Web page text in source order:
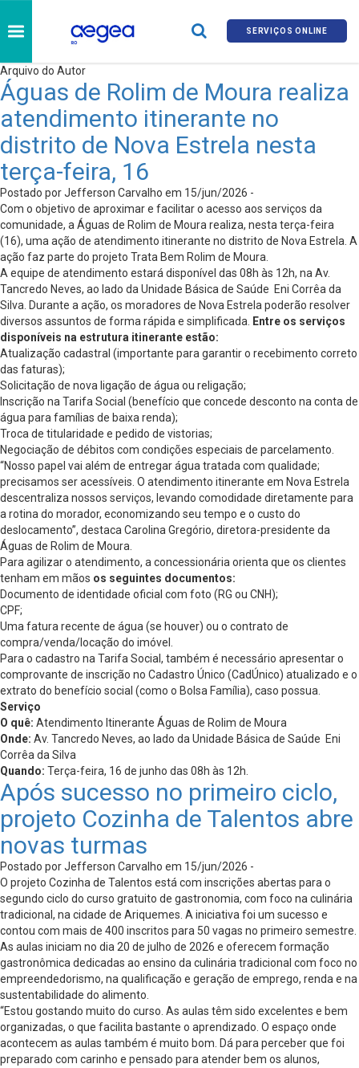
SERVIÇOS ONLINE
Arquivo do Autor
Águas de Rolim de Moura realiza
atendimento itinerante no
distrito de Nova Estrela nesta
terça-feira, 16
Postado por Jefferson Carvalho em 15/jun/2026 -
Com o objetivo de aproximar e facilitar o acesso aos serviços da
comunidade, a Águas de Rolim de Moura realiza, nesta terça-feira
(16), uma ação de atendimento itinerante no distrito de Nova Estrela. A
ação faz parte do projeto Trata Bem Rolim de Moura.
A equipe de atendimento estará disponível das 08h às 12h, na Av.
Tancredo Neves, ao lado da Unidade Básica de Saúde Eni Corrêa da
Silva. Durante a ação, os moradores de Nova Estrela poderão resolver
diversos assuntos de forma rápida e simplificada.
Entre os serviços
disponíveis na estrutura itinerante estão:
Atualização cadastral (importante para garantir o recebimento correto
das faturas);
Solicitação de nova ligação de água ou religação;
Inscrição na Tarifa Social (benefício que concede desconto na conta de
água para famílias de baixa renda);
Troca de titularidade e pedido de vistorias;
Negociação de débitos com condições especiais de parcelamento.
“Nosso papel vai além de entregar água tratada com qualidade;
precisamos ser acessíveis. O atendimento itinerante em Nova Estrela
descentraliza nossos serviços, levando comodidade diretamente para
a rotina do morador, economizando seu tempo e o custo do
deslocamento”, destaca Carolina Gregório, diretora-presidente da
Águas de Rolim de Moura.
Para agilizar o atendimento, a concessionária orienta que os clientes
tenham em mãos os seguintes documentos:
Documento de identidade oficial com foto (RG ou CNH);
CPF;
Uma fatura recente de água (se houver) ou o contrato de
compra/venda/locação do imóvel.
Para o cadastro na Tarifa Social, também é necessário apresentar o
comprovante de inscrição no Cadastro Único (CadÚnico) atualizado e o
extrato do benefício social (como o Bolsa Família), caso possua.
Serviço
O quê: Atendimento Itinerante Águas de Rolim de Moura
Onde: Av. Tancredo Neves, ao lado da Unidade Básica de Saúde Eni
Corrêa da Silva
Quando: Terça-feira, 16 de junho das 08h às 12h.
Após sucesso no primeiro ciclo,
projeto Cozinha de Talentos abre
novas turmas
Postado por Jefferson Carvalho em 15/jun/2026 -
O projeto Cozinha de Talentos está com inscrições abertas para o
segundo ciclo do curso gratuito de gastronomia, com foco na culinária
tradicional, na cidade de Ariquemes. A iniciativa foi um sucesso e
contou com mais de 400 inscritos para 50 vagas no primeiro semestre.
As aulas iniciam no dia 20 de julho de 2026 e oferecem formação
gastronômica dedicadas ao ensino da culinária tradicional com foco no
empreendedorismo, na qualificação e geração de emprego, renda e na
sustentabilidade do alimento.
“Estou gostando muito do curso. As aulas têm sido excelentes e bem
organizadas, o que facilita bastante o aprendizado. O espaço onde
acontecem as aulas também é muito bom. Dá para perceber que foi
preparado com carinho e pensado para atender bem os alunos,